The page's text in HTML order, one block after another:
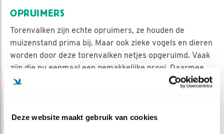
Deze website maakt gebruik van cookies
OPRUIMERS
Torenvalken zijn echte opruimers, ze houden de
muizenstand prima bij. Maar ook zieke vogels en dieren
worden door deze torenvalken netjes opgeruimd. Vaak
zijn die nu eenmaal een gemakkelijke prooi. Daarmee
zijn ze een onmisbare schakel in de natuur. Want
ontstaan. Dus laat roofvogels en roofdieren hun functie